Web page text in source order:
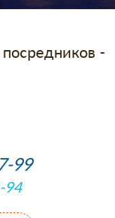
посредников -
99
94